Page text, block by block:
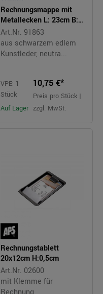
Rechnungsmappe mit
Metallecken L: 23cm B:
13cm
Art.Nr. 91863
aus schwarzem edlem
Kunstleder, neutra...
VPE: 1
Stück
Auf Lager
10,75 €*
Preis pro Stück |
zzgl. MwSt.
Rechnungstablett
20x12cm H:0,5cm
Art.Nr. 02600
mit Klemme für